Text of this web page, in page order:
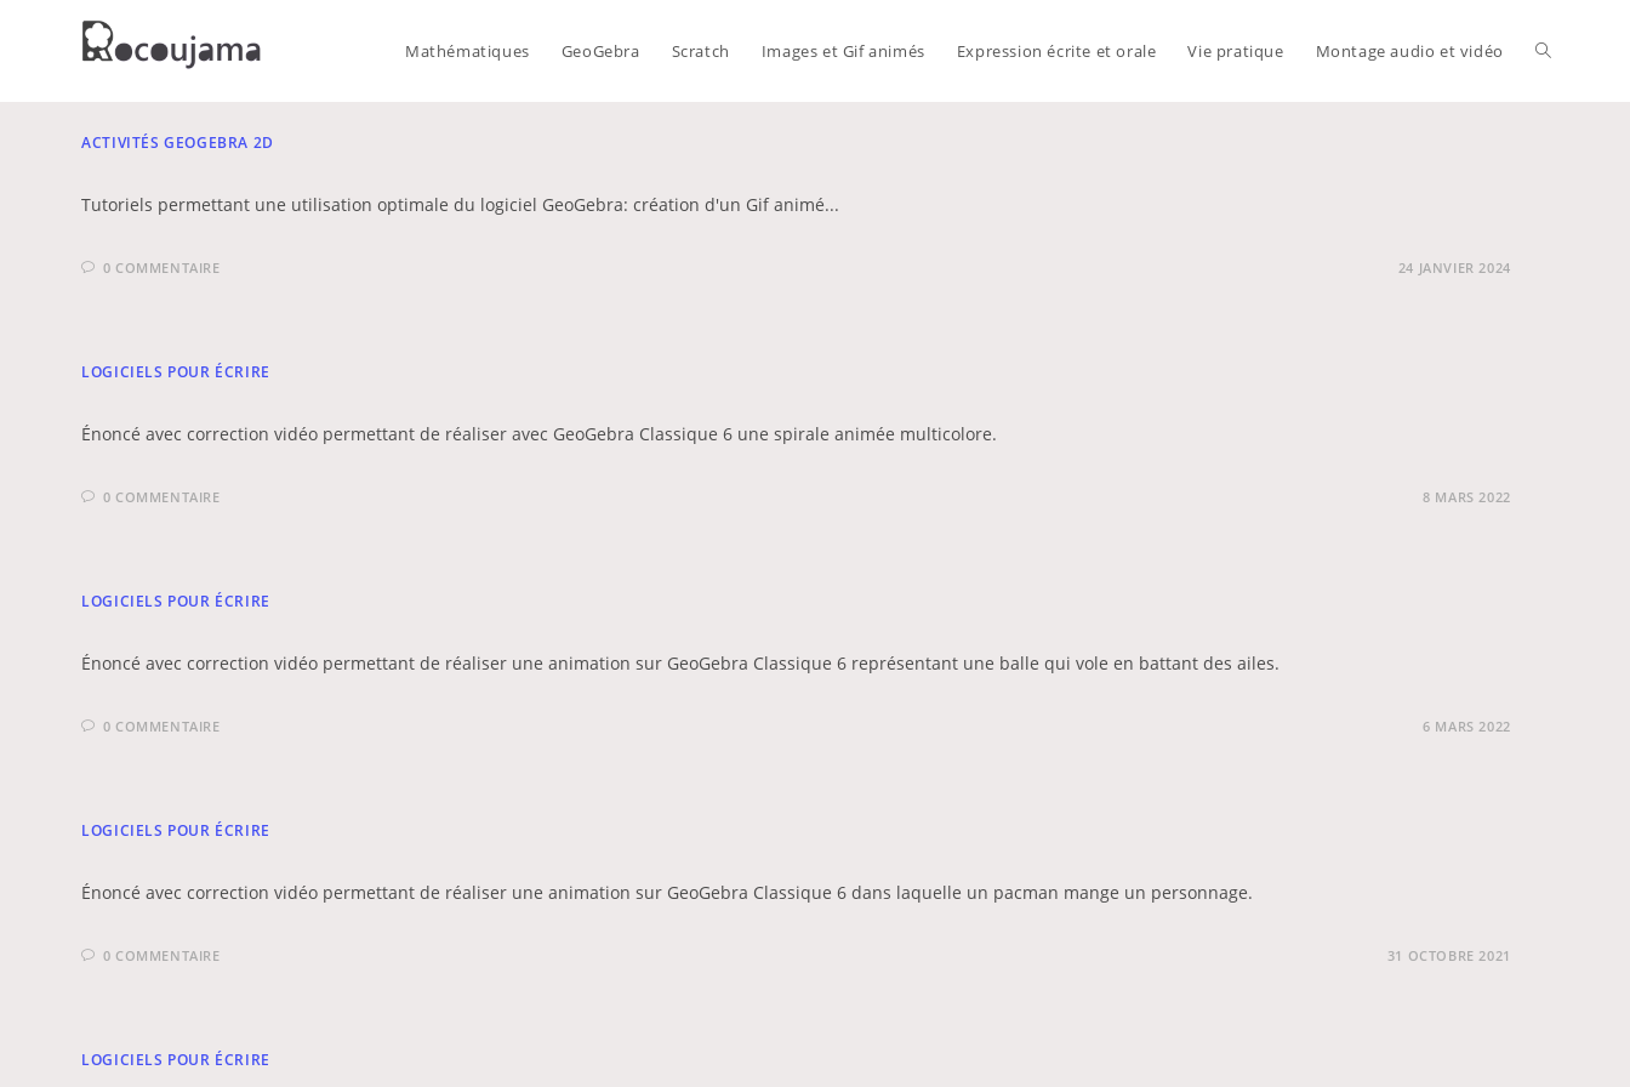
Mathématiques GeoGebra Scratch Images et Gif animés Expression écrite et orale Vie pratique Montage audio et vidéo Toggle
ACTIVITÉS GEOGEBRA 2D
Tutoriels permettant une utilisation optimale du logiciel GeoGebra: création d'un Gif animé...
0 COMMENTAIRE 24 JANVIER 2024
LOGICIELS POUR ÉCRIRE
Énoncé avec correction vidéo permettant de réaliser avec GeoGebra Classique 6 une spirale animée multicolore.
0 COMMENTAIRE 8 MARS 2022
LOGICIELS POUR ÉCRIRE
Énoncé avec correction vidéo permettant de réaliser une animation sur GeoGebra Classique 6 représentant une balle qui vole en battant des ailes.
0 COMMENTAIRE 6 MARS 2022
LOGICIELS POUR ÉCRIRE
Énoncé avec correction vidéo permettant de réaliser une animation sur GeoGebra Classique 6 dans laquelle un pacman mange un personnage.
0 COMMENTAIRE 31 OCTOBRE 2021
LOGICIELS POUR ÉCRIRE